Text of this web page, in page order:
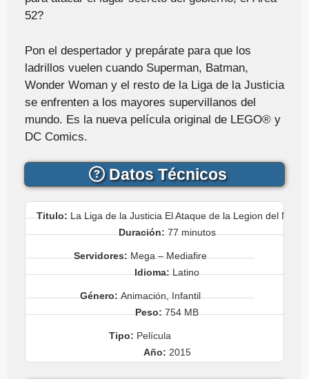
52?
Pon el despertador y prepárate para que los
ladrillos vuelen cuando Superman, Batman,
Wonder Woman y el resto de la Liga de la Justicia
se enfrenten a los mayores supervillanos del
mundo. Es la nueva película original de LEGO® y
DC Comics.
Datos Técnicos
Titulo:La Liga de la Justicia El Ataque de la Legion del Mal
Duración:77 minutos
Servidores:Mega – Mediafire
Idioma:Latino
Género:Animación, Infantil
Peso:754 MB
Tipo: Película
Año: 2015